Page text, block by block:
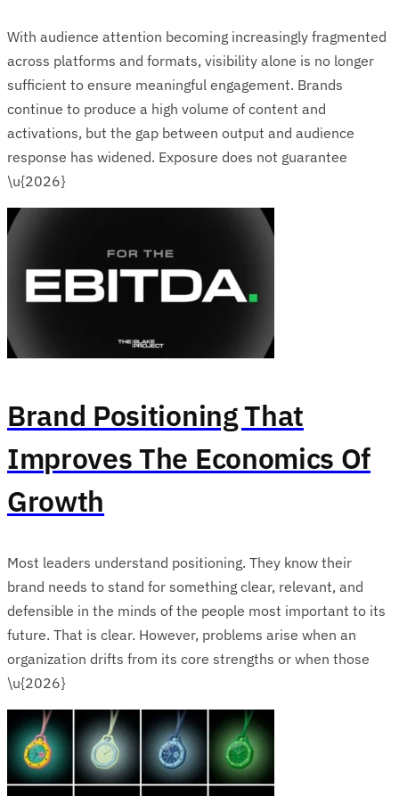
With audience attention becoming increasingly fragmented
across platforms and formats, visibility alone is no longer
sufficient to ensure meaningful engagement. Brands
continue to produce a high volume of content and
activations, but the gap between output and audience
response has widened. Exposure does not guarantee
\u{2026}
Brand Positioning That
Improves The Economics Of
Growth
Most leaders understand positioning. They know their
brand needs to stand for something clear, relevant, and
defensible in the minds of the people most important to its
future. That is clear. However, problems arise when an
organization drifts from its core strengths or when those
\u{2026}